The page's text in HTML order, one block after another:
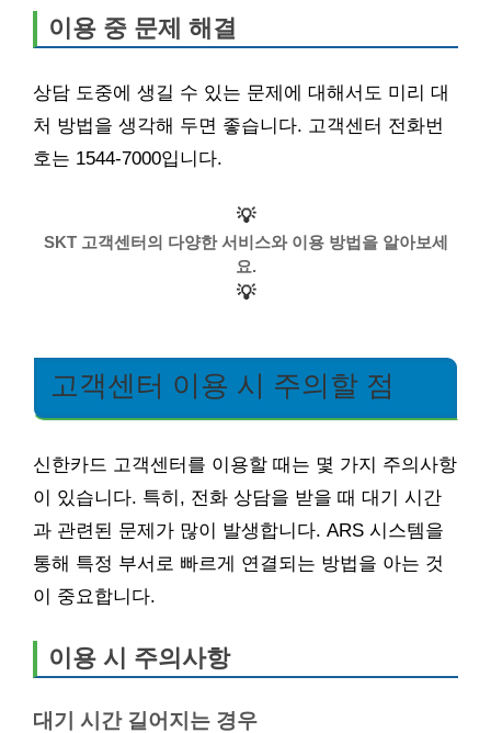
이용 중 문제 해결
상담 도중에 생길 수 있는 문제에 대해서도 미리 대
처 방법을 생각해 두면 좋습니다. 고객센터 전화번
호는 1544-7000입니다.
💡
SKT 고객센터의 다양한 서비스와 이용 방법을 알아보세
요.
💡
고객센터 이용 시 주의할 점
신한카드 고객센터를 이용할 때는 몇 가지 주의사항
이 있습니다. 특히, 전화 상담을 받을 때 대기 시간
과 관련된 문제가 많이 발생합니다. ARS 시스템을
통해 특정 부서로 빠르게 연결되는 방법을 아는 것
이 중요합니다.
이용 시 주의사항
대기 시간 길어지는 경우